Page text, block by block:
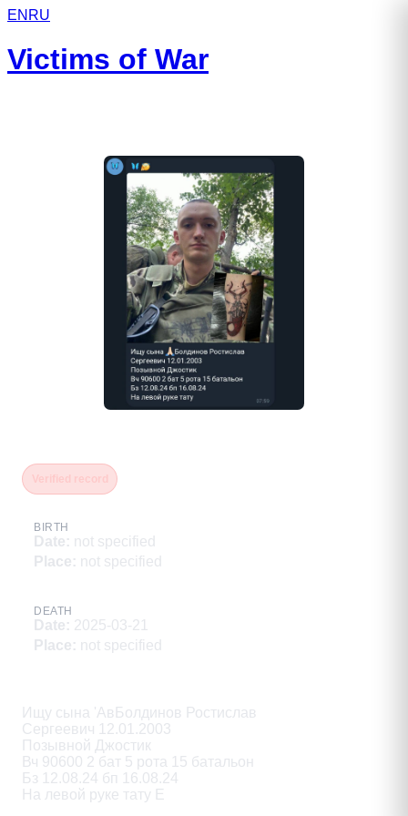
EN RU
Victims of War
BIRTH
Date: not specified
Place: not specified
DEATH
Date: 2025-03-21
Place: not specified
Ищу сына 'АвБолдинов Ростислав
Сергеевич 12.01.2003
Позывной Джостик
Вч 90600 2 бат 5 рота 15 батальон
Бз 12.08.24 бп 16.08.24
На левой руке тату Е